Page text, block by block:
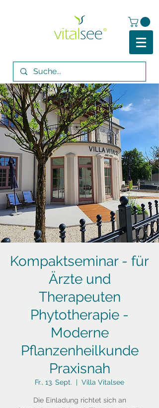
Kompaktseminar - für
Ärzte und
Therapeuten
Phytotherapie -
Moderne
Pflanzenheilkunde
Praxisnah
Fr., 13. Sept.
  |
Villa Vitalsee
Die Einladung richtet sich an